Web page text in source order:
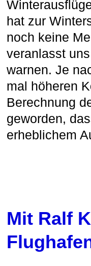
hat zur
noch keine
veranlasst
warnen. Je
mal höheren
Berechnung
geworden,
erheblichem
Mit Ralf